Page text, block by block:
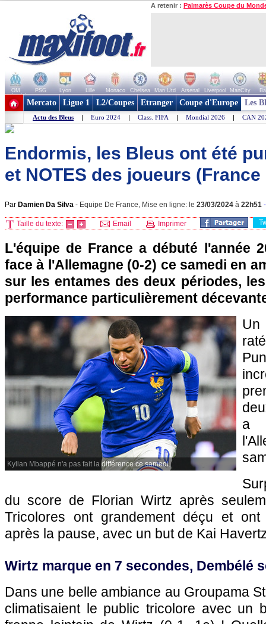
A retenir : Palmarès Coupe du
OM PSG Lyon Lille Monaco Chelsea Man Utd Arsenal Liverpool ManCity
+ de clubs
Mercato Ligue 1 L2/Coupes Etranger Coupe d'Europe Les
Actu des Bleus | Euro 2024 | Class. FIFA | Mondial 2026 | CAN
Endormis, les Bleus ont été
et NOTES des joueurs
Par Damien Da Silva - Equipe De France, Mise en ligne: le 23/03/2024 à 22h51
Taille du texte: Email Imprimer
L'équipe de France a débuté l'année
face à l'Allemagne (0-2) ce samedi en
sur les entames des deux périodes,
performance particulièrement
Kylian Mbappé n'a pas fait la différence ce samedi.
Un
a
du score de Florian Wirtz après
Tricolores ont grandement déçu et
après la pause, avec un but de Kai
Wirtz marque en 7 secondes, Dembélé
Dans une belle ambiance au Groupama
climatisaient le public tricolore avec un